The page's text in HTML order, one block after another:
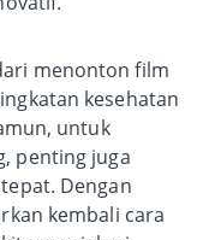
menonton film
kesehatan
untuk
penting juga
Dengan
kembali cara